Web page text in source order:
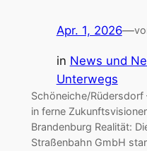
Apr. 1, 2026—
in News und
Unterwegs
Schöneiche/Rüdersdorf
in ferne
Brandenburg Realität:
Straßenbahn GmbH